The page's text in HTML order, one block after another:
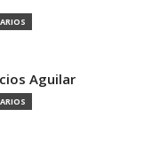
Aguilar